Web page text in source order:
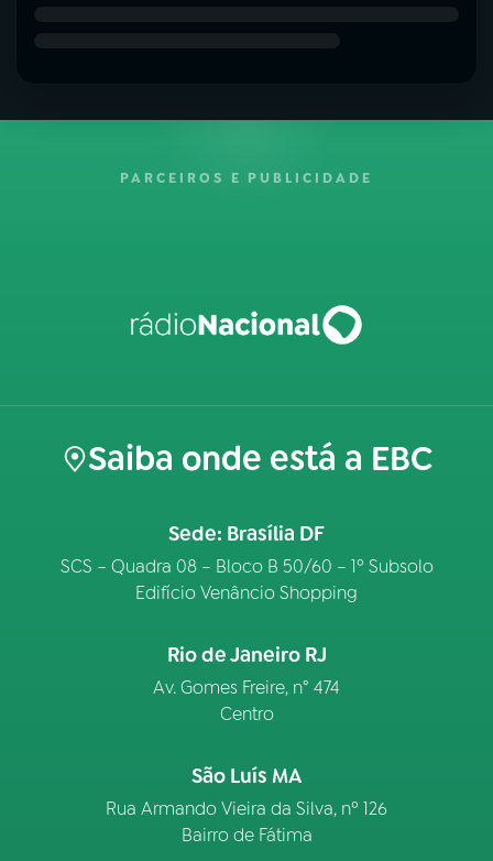
PARCEIROS E PUBLICIDADE
Saiba onde está a EBC
Sede: Brasília DF
SCS – Quadra 08 – Bloco B 50/60 – 1º Subsolo
Edifício Venâncio Shopping
Rio de Janeiro RJ
Av. Gomes Freire, n° 474
Centro
São Luís MA
Rua Armando Vieira da Silva, nº 126
Bairro de Fátima